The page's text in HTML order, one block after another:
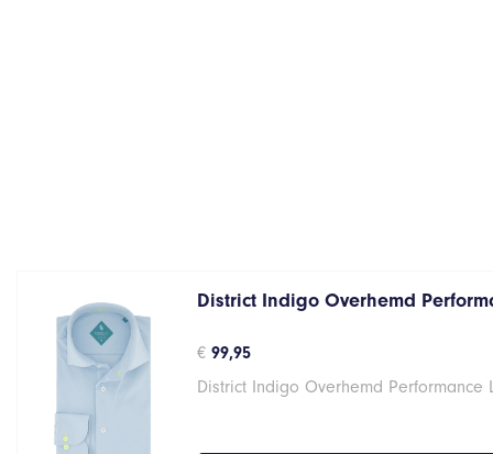
District Indigo Overhemd
€ 99,95
District Indigo Overhemd Performance